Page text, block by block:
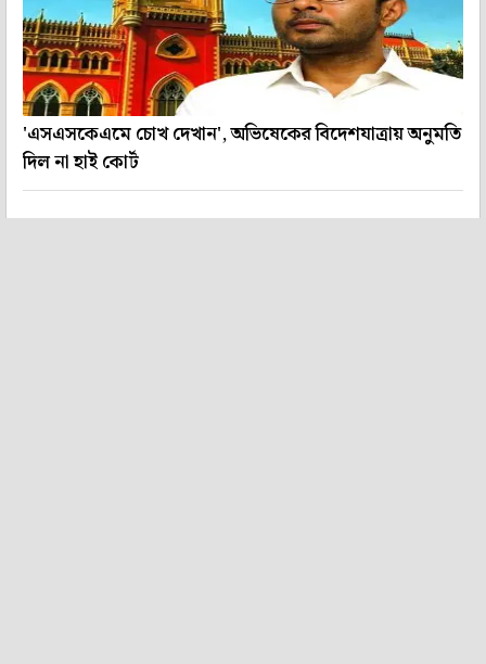
'এসএসকেএমে চোখ দেখান', অভিষেকের বিদেশযাত্রায় অনুমতি
দিল না হাই কোর্ট